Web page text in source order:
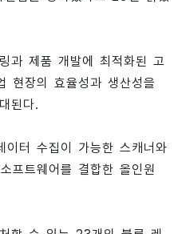
과 제품 개발에 최적화된 고
현장의 효율성과 생산성을
된다.
이터 수집이 가능한 스캐너와
트웨어를 결합한 올인원